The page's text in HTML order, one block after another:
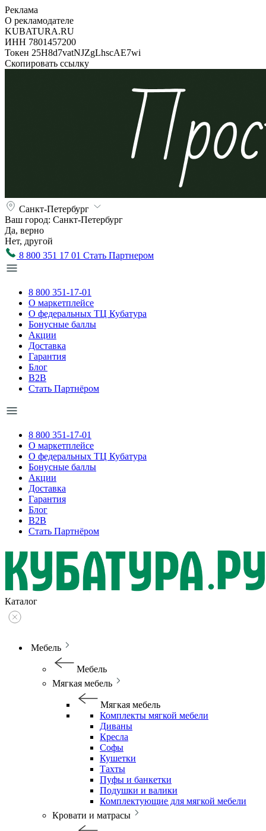
Реклама
О рекламодателе
KUBATURA.RU
ИНН 7801457200
Токен 25H8d7vatNJZgLhscAE7wi
Скопировать ссылку
Санкт-Петербург
Ваш город: Санкт-Петербург
Да, верно
Нет, другой
8 800 351 17 01 Стать Партнером
8 800 351-17-01
О маркетплейсе
О федеральных ТЦ Кубатура
Бонусные баллы
Акции
Доставка
Гарантия
Блог
B2B
Стать Партнёром
8 800 351-17-01
О маркетплейсе
О федеральных ТЦ Кубатура
Бонусные баллы
Акции
Доставка
Гарантия
Блог
B2B
Стать Партнёром
Каталог
Мебель
Мебель
Мягкая мебель
Мягкая мебель
Комплекты мягкой мебели
Диваны
Кресла
Софы
Кушетки
Тахты
Пуфы и банкетки
Подушки и валики
Комплектующие для мягкой мебели
Кровати и матрасы